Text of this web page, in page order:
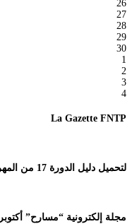
26
27
28
29
30
1
2
3
4
La Gazette FNTP
لتحميل دليل الدورة 17 من المهرجان الوطني للمسرح المحترف
مجلة إلكترونية “مسارح” أكتوبر 2023 /عدد تجريبي